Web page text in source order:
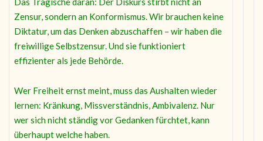
Zensur, sondern an Konformismus. Wir brauchen keine
Diktatur, um das Denken abzuschaffen – wir haben die
freiwillige Selbstzensur. Und sie funktioniert
effizienter als jede Behörde.
Wer Freiheit ernst meint, muss das Aushalten wieder
lernen: Kränkung, Missverständnis, Ambivalenz. Nur
wer sich nicht ständig vor Gedanken fürchtet, kann
überhaupt welche haben.